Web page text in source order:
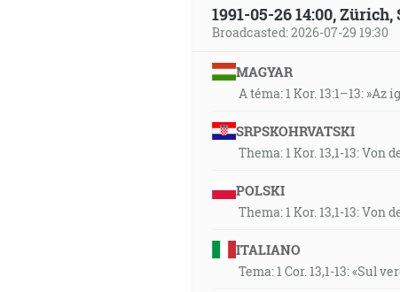
1991-05-26 14:00,
Broadcasted: 2026-07-29 19:30
MAGYAR
A téma: 1 Kor. 13:1–13:
SRPSKOHRVATSKI
Thema: 1 Kor. 13,1-13: Von
POLSKI
Thema: 1 Kor. 13,1-13: Von
ITALIANO
Tema: 1 Cor. 13,1-13: «Sul